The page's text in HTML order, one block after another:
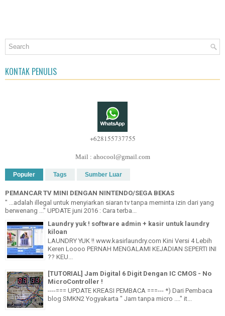
KONTAK PENULIS
+628155737755
Mail : ahocool@gmail.com
Populer Tags Sumber Luar
PEMANCAR TV MINI DENGAN NINTENDO/SEGA BEKAS
" ...adalah illegal untuk menyiarkan siaran tv tanpa meminta izin dari yang
berwenang ..." UPDATE juni 2016 : Cara terba...
Laundry yuk ! software admin + kasir untuk laundry
kiloan
LAUNDRY YUK !! www.kasirlaundry.com Kini Versi 4 Lebih
Keren Loooo PERNAH MENGALAMI KEJADIAN SEPERTI INI
?? KEU...
[TUTORIAL] Jam Digital 6 Digit Dengan IC CMOS - No
MicroController !
----=== UPDATE KREASI PEMBACA ===--- *) Dari Pembaca
blog SMKN2 Yogyakarta " Jam tanpa micro ...." it...